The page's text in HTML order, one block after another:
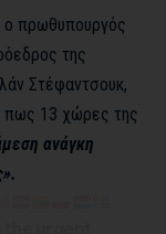
ο πρωθυπουργός
της
Στέφαντσουκ,
πως 13 χώρες της
ανάγκη